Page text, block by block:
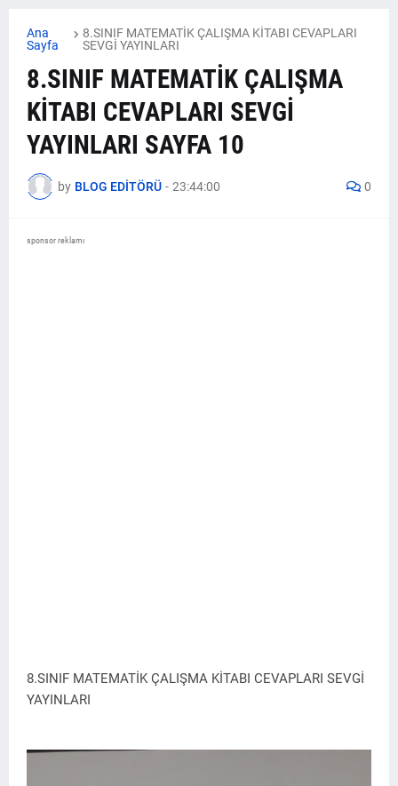
Ana
Sayfa
8.SINIF MATEMATİK ÇALIŞMA KİTABI CEVAPLARI
SEVGİ YAYINLARI
8.SINIF MATEMATİK ÇALIŞMA
KİTABI CEVAPLARI SEVGİ
YAYINLARI SAYFA 10
by BLOG EDİTÖRÜ - 23:44:00 0
sponsor reklamı
8.SINIF MATEMATİK ÇALIŞMA KİTABI CEVAPLARI SEVGİ
YAYINLARI